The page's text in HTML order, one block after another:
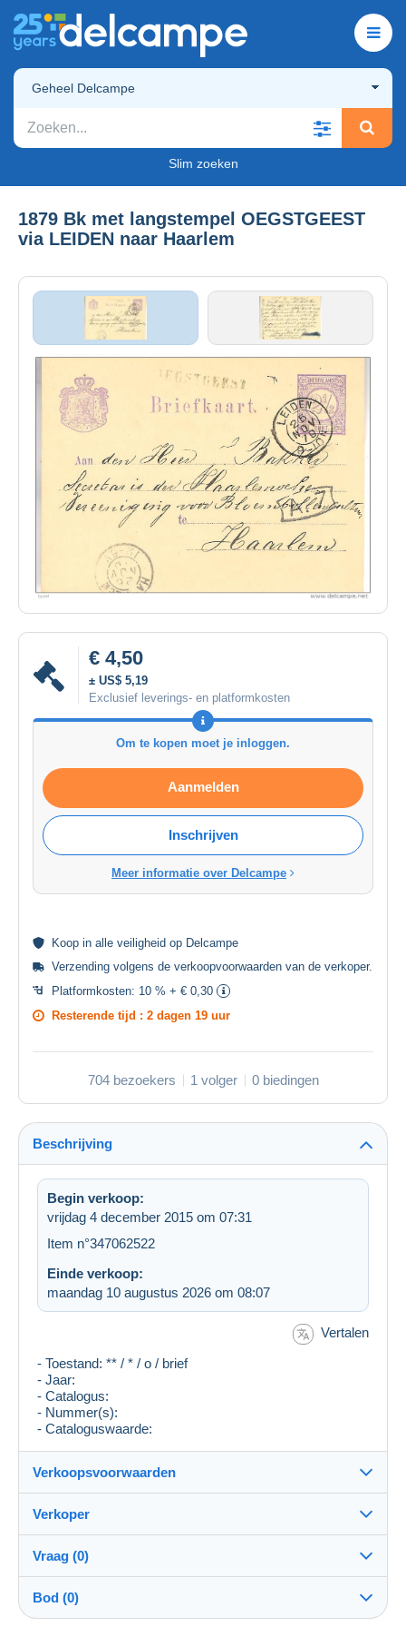
Geheel Delcampe
Slim zoeken
1879 Bk met langstempel OEGSTGEEST
via LEIDEN naar Haarlem
€ 4,50
± US$ 5,19
Exclusief leverings- en platformkosten
Om te kopen moet je inloggen.
Aanmelden
Inschrijven
Meer informatie over Delcampe
Koop in alle veiligheid op Delcampe
Verzending volgens de verkoopvoorwaarden van de verkoper.
Platformkosten: 10 % + € 0,30
Resterende tijd : 2 dagen 19 uur
704 bezoekers 1 volger 0 biedingen
Beschrijving
Begin verkoop:
vrijdag 4 december 2015 om 07:31
Item n°347062522
Einde verkoop:
maandag 10 augustus 2026 om 08:07
Vertalen
- Toestand: ** / * / o / brief
- Jaar:
- Catalogus:
- Nummer(s):
- Cataloguswaarde:
Verkoopsvoorwaarden
Bestemming:
Zie de lijst van landen
Verzending:
Verzending na betaling
Verkoper
gunel100%(9063x)
Winkel
Vraag (0)
Bod (0)